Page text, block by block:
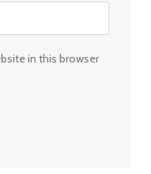
in this browser